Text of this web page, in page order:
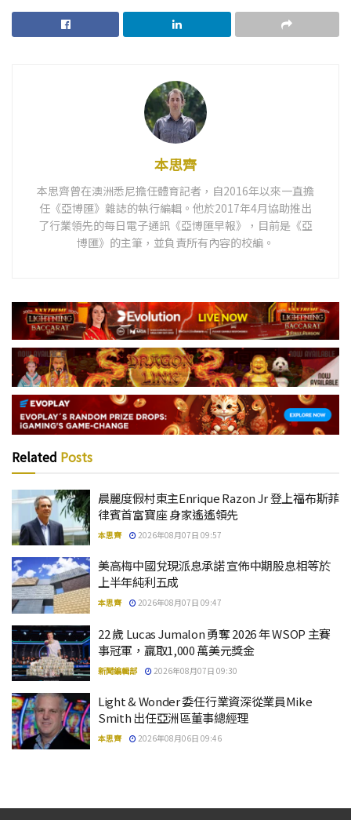
本思齊
本思齊曾在澳洲悉尼擔任體育記者，自2016年以來一直擔
任《亞博匯》雜誌的執行編輯。他於2017年4月協助推出
了行業領先的每日電子通訊《亞博匯早報》，目前是《亞
博匯》的主筆，並負責所有內容的校編。
Related Posts
晨麗度假村東主Enrique Razon Jr 登上福布斯菲
律賓首富寶座 身家遙遙領先
本思齊 2026年08月07日 09:57
美高梅中國兌現派息承諾 宣佈中期股息相等於
上半年純利五成
本思齊 2026年08月07日 09:47
22 歲 Lucas Jumalon 勇奪 2026 年 WSOP 主賽
事冠軍，贏取1,000 萬美元獎金
新聞編輯部 2026年08月07日 09:30
Light & Wonder 委任行業資深從業員Mike
Smith 出任亞洲區董事總經理
本思齊 2026年08月06日 09:46